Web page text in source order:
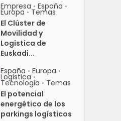
Empresa • España •
Europa • Temas
El Clúster de
Movilidad y
Logística de
Euskadi...
España • Europa •
Logistica •
Tecnologia • Temas
El potencial
energético de los
parkings logísticos